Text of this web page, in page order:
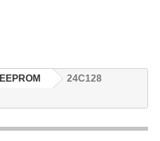
EEPROM
24C128